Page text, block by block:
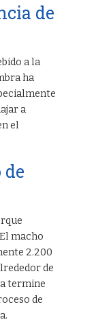
de
a la
ha
a
el
de
macho
2.200
de
termine
de